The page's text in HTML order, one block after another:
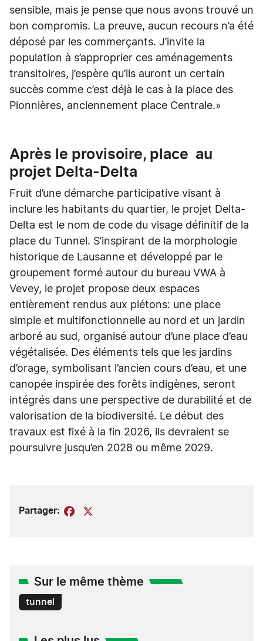
sensible, mais je pense que nous avons trouvé un
bon compromis. La preuve, aucun recours n’a été
déposé par les commerçants. J’invite la
population à s’approprier ces aménagements
transitoires, j’espère qu’ils auront un certain
succès comme c’est déjà le cas à la place des
Pionnières, anciennement place Centrale.»
Après le provisoire, place au
projet Delta-Delta
Fruit d’une démarche participative visant à
inclure les habitants du quartier, le projet Delta-
Delta est le nom de code du visage définitif de la
place du Tunnel. S’inspirant de la morphologie
historique de Lausanne et développé par le
groupement formé autour du bureau VWA à
Vevey, le projet propose deux espaces
entièrement rendus aux piétons: une place
simple et multifonctionnelle au nord et un jardin
arboré au sud, organisé autour d’une place d’eau
végétalisée. Des éléments tels que les jardins
d’orage, symbolisant l’ancien cours d’eau, et une
canopée inspirée des forêts indigènes, seront
intégrés dans une perspective de durabilité et de
valorisation de la biodiversité. Le début des
travaux est fixé à la fin 2026, ils devraient se
poursuivre jusqu’en 2028 ou même 2029.
Partager: Facebook
Sur le même thème
tunnel